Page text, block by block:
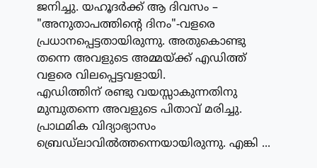
ജനിച്ചു. യഹൂദര്‍ക്ക് ആ ദിവസം –
"അനുതാപത്തിന്റെ ദിനം"-വളരെ
പ്രധാനപ്പെട്ടതായിരുന്നു. അതുകൊണ്ടു
തന്നെ അവളുടെ അമ്മയ്ക്ക് എഡിത്ത്
വളരെ വിലപ്പെട്ടവളായി.
എഡിത്തിന് രണ്ടു വയസ്സാകുന്നതിനു
മുമ്പുതന്നെ അവളുടെ പിതാവ് മരിച്ചു.
പ്രാഥമിക വിദ്യാഭ്യാസം
ബ്രെഡ്‌ലാവില്‍ത്തന്നെയായിരുന്നു. എങ്കി ...